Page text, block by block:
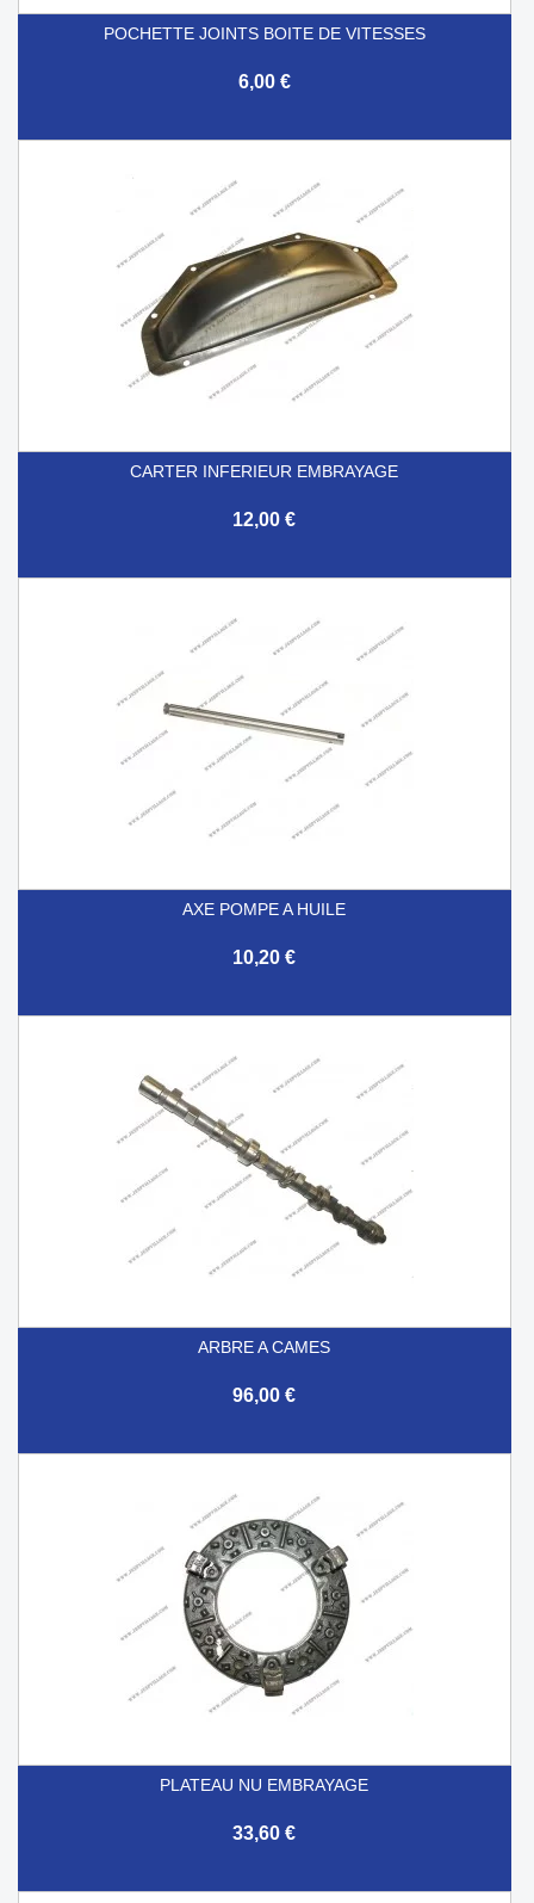
POCHETTE JOINTS BOITE DE VITESSES
6,00 €
CARTER INFERIEUR EMBRAYAGE
12,00 €
AXE POMPE A HUILE
10,20 €
ARBRE A CAMES
96,00 €
PLATEAU NU EMBRAYAGE
33,60 €